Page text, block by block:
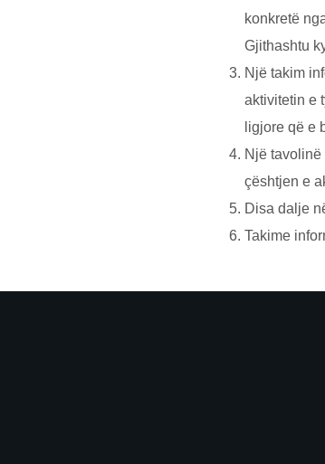
konkretё
Gjithashtu
Një takim
aktivitetin e
ligjore që e
Një
çёshtjen e
Disa dalje
Takime